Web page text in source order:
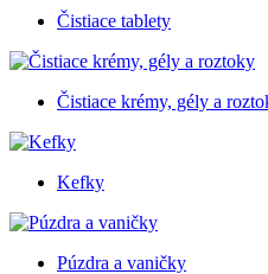
Čistiace tablety
Čistiace krémy, gély a
Kefky
Púzdra a vaničky